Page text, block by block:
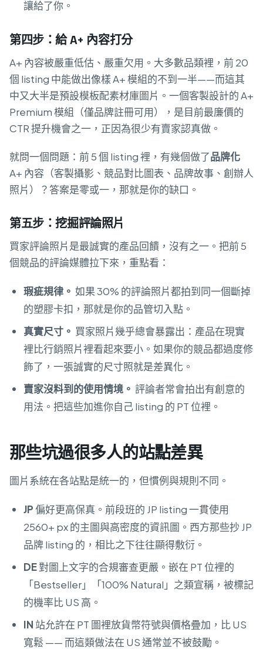
讓給了你。
第四步：給 A+ 內容打分
A+ 內容被嚴重低估、嚴重欠用。大多數品類裡，前 20
個 listing 中能做出像樣 A+ 模組的不到一半——而這其
中又大半是預設模板配素材庫圖片。一個客製設計的 A+
Premium 模組（僅品牌註冊可用），是目前最廉價的
CTR 提升機會之一，正因為很少有賣家認真做。
就問一個問題：前 5 個 listing 裡，有幾個做了品牌化
A+ 內容（客製攝影、競品對比圖表、品牌故事、創辦人
照片）？答案是零或一，那就是你的缺口。
第五步：挖掘評論照片
買家評論照片是最誠實的產品回饋，沒有之一。把前 5
個競品的評論媒體拉下來，重點看：
瑕疵規律。 如果 30% 的評論照片都拍到同一個斷掉
的塑膠卡扣，那就是你的品管切入點。
真實尺寸。 買家照片幾乎總會暴露出：產品在現實
裡比行銷照片裡看起來要小。如果你的競品都過度修
飾了，一張誠實的尺寸照就是差異化。
賣家沒料到的使用情境。 評論者常會拍出有創意的
用法。把這些加進你自己 listing 的 PT 位裡。
那些坑過很多人的站點差異
圖片系統在各站點是統一的，但慣例與規則不同。
JP偏好更高保真。前段班的 JP listing 一貫使用
2560+ px 的主圖與高密度的資訊圖。西方那些抄 JP
品牌 listing 的，相比之下往往顯得敷衍。
DE對圖上文字的合規審查更嚴。嵌在 PT 位裡的
「Bestseller」「100% Natural」之類宣稱，被標記
的機率比 US 高。
IN 站允許在 PT 圖裡放貨幣符號與價格疊加，比 US
寬鬆 —— 而這類做法在 US 通常並不被鼓勵。